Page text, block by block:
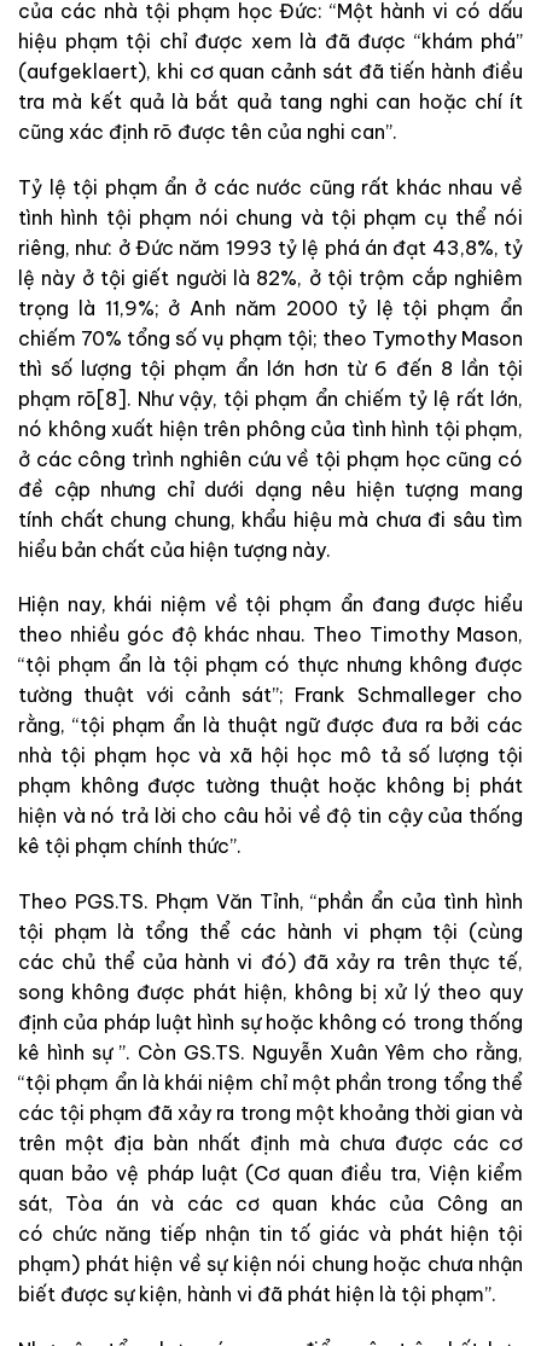
của các nhà tội phạm học Đức: “Một hành vi có dấu
hiệu phạm tội chỉ được xem là đã được “khám phá”
(aufgeklaert), khi cơ quan cảnh sát đã tiến hành điều
tra mà kết quả là bắt quả tang nghi can hoặc chí ít
cũng xác định rõ được tên của nghi can”.
Tỷ lệ tội phạm ẩn ở các nước cũng rất khác nhau về
tình hình tội phạm nói chung và tội phạm cụ thể nói
riêng, như: ở Đức năm 1993 tỷ lệ phá án đạt 43,8%, tỷ
lệ này ở tội giết người là 82%, ở tội trộm cắp nghiêm
trọng là 11,9%; ở Anh năm 2000 tỷ lệ tội phạm ẩn
chiếm 70% tổng số vụ phạm tội; theo Tymothy Mason
thì số lượng tội phạm ẩn lớn hơn từ 6 đến 8 lần tội
phạm rõ[8]. Như vậy, tội phạm ẩn chiếm tỷ lệ rất lớn,
nó không xuất hiện trên phông của tình hình tội phạm,
ở các công trình nghiên cứu về tội phạm học cũng có
đề cập nhưng chỉ dưới dạng nêu hiện tượng mang
tính chất chung chung, khẩu hiệu mà chưa đi sâu tìm
hiểu bản chất của hiện tượng này.
Hiện nay, khái niệm về tội phạm ẩn đang được hiểu
theo nhiều góc độ khác nhau. Theo Timothy Mason,
“tội phạm ẩn là tội phạm có thực nhưng không được
tường thuật với cảnh sát”; Frank Schmalleger cho
rằng, “tội phạm ẩn là thuật ngữ được đưa ra bởi các
nhà tội phạm học và xã hội học mô tả số lượng tội
phạm không được tường thuật hoặc không bị phát
hiện và nó trả lời cho câu hỏi về độ tin cậy của thống
kê tội phạm chính thức”.
Theo PGS.TS. Phạm Văn Tỉnh, “phần ẩn của tình hình
tội phạm là tổng thể các hành vi phạm tội (cùng
các chủ thể của hành vi đó) đã xảy ra trên thực tế,
song không được phát hiện, không bị xử lý theo quy
định của pháp luật hình sự hoặc không có trong thống
kê hình sự ”. Còn GS.TS. Nguyễn Xuân Yêm cho rằng,
“tội phạm ẩn là khái niệm chỉ một phần trong tổng thể
các tội phạm đã xảy ra trong một khoảng thời gian và
trên một địa bàn nhất định mà chưa được các cơ
quan bảo vệ pháp luật (Cơ quan điều tra, Viện kiểm
sát, Tòa án và các cơ quan khác của Công an
có chức năng tiếp nhận tin tố giác và phát hiện tội
phạm) phát hiện về sự kiện nói chung hoặc chưa nhận
biết được sự kiện, hành vi đã phát hiện là tội phạm”.